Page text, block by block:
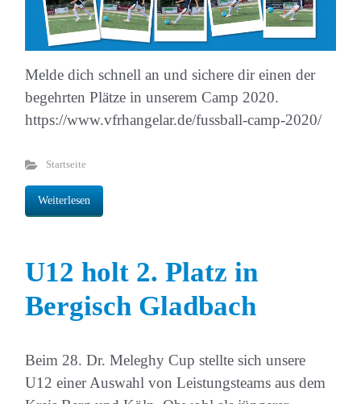
Melde dich schnell an und sichere dir einen der
begehrten Plätze in unserem Camp 2020.
https://www.vfrhangelar.de/fussball-camp-2020/
Startseite
Weiterlesen
U12 holt 2. Platz in
Bergisch Gladbach
Beim 28. Dr. Meleghy Cup stellte sich unsere
U12 einer Auswahl von Leistungsteams aus dem